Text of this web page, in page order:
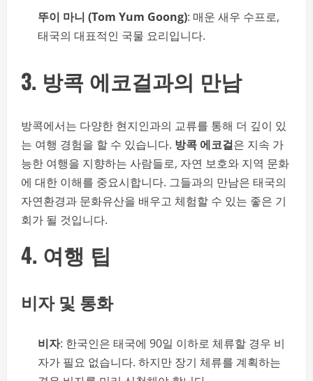
뚜이 마니 (Tom Yum Goong): 매운 새우 수프로,
태국의 대표적인 국물 요리입니다.
3. 방콕 에코걸과의 만남
방콕에서는 다양한 현지인과의 교류를 통해 더 깊이 있
는 여행 경험을 할 수 있습니다. 방콕 에코걸은 지속 가
능한 여행을 지향하는 사람들로, 자연 보호와 지역 문화
에 대한 이해를 중요시합니다. 그들과의 만남은 태국의
자연환경과 문화유산을 배우고 체험할 수 있는 좋은 기
회가 될 것입니다.
4. 여행 팁
비자 및 통화
비자: 한국인은 태국에 90일 이하로 체류할 경우 비
자가 필요 없습니다. 하지만 장기 체류를 계획하는